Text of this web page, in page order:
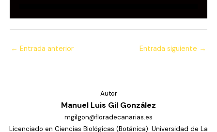
← Entrada anterior Entrada siguiente →
Autor
Manuel Luis Gil González
mgilgon@floradecanarias.es
Licenciado en Ciencias Biológicas (Botánica). Universidad de La